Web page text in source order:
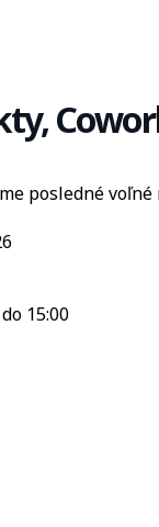
posledné
15:00